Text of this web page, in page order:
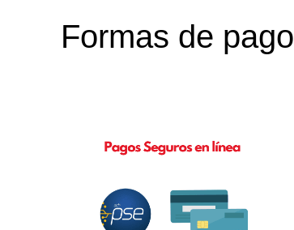
Formas de pago